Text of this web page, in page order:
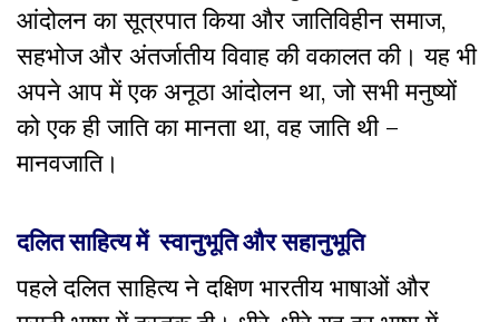
आंदोलन का सूत्रपात किया और जातिविहीन समाज,
सहभोज और अंतर्जातीय विवाह की वकालत की। यह भी
अपने आप में एक अनूठा आंदोलन था, जो सभी मनुष्यों
को एक ही जाति का मानता था, वह जाति थी –
मानवजाति।
दलित साहित्य में स्वानुभूति और सहानुभूति
पहले दलित साहित्य ने दक्षिण भारतीय भाषाओं और